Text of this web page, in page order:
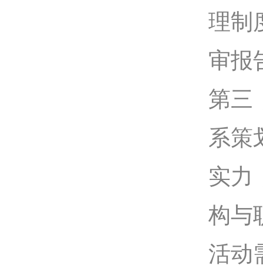
理制
审报
第三
系策
实力
构与
活动